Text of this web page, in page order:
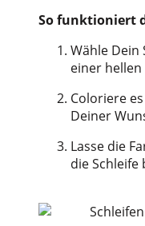
So funktioniert
Wähle Dein
einer
Coloriere
Deiner
Lasse die
die Schleife